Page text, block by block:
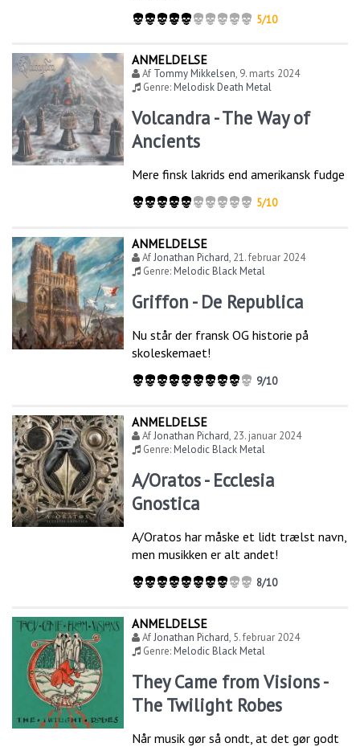
5/10
ANMELDELSE
Af Tommy Mikkelsen, 9. marts 2024
Genre:Melodisk Death Metal
Volcandra - The Way of
Ancients
Mere finsk lakrids end amerikansk fudge
5/10
ANMELDELSE
AfJonathan Pichard, 21. februar 2024
Genre:Melodic Black Metal
Griffon - De Republica
Nu står der fransk OG historie på
skoleskemaet!
9/10
ANMELDELSE
AfJonathan Pichard, 23. januar 2024
Genre:Melodic Black Metal
A/Oratos - Ecclesia
Gnostica
A/Oratos har måske et lidt trælst navn,
men musikken er alt andet!
8/10
ANMELDELSE
AfJonathan Pichard, 5. februar 2024
Genre:Melodic Black Metal
They Came from Visions -
The Twilight Robes
Når musik gør så ondt, at det gør godt